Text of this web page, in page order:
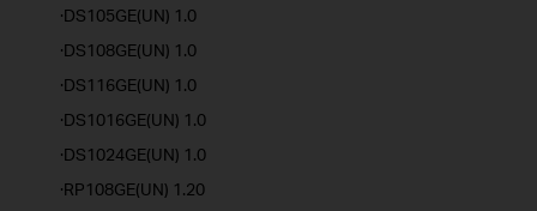
·DS105GE(UN) 1.0
·DS108GE(UN) 1.0
·DS116GE(UN) 1.0
·DS1016GE(UN) 1.0
·DS1024GE(UN) 1.0
·RP108GE(UN) 1.20